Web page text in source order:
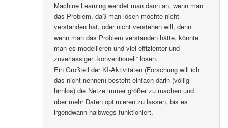
Machine Learning wendet man dann an, wenn man
das Problem, daß man lösen möchte nicht
verstanden hat, oder nicht verstehen will, denn
wenn man das Problem verstanden hätte, könnte
man es modellieren und viel effizienter und
zuverlässiger „konventionell“ lösen.
Ein Großteil der KI-Aktivitäten (Forschung will ich
das nicht nennen) besteht einfach darin (völlig
hirnlos) die Netze immer größer zu machen und
über mehr Daten optimieren zu lassen, bis es
irgendwann halbwegs funktioniert.